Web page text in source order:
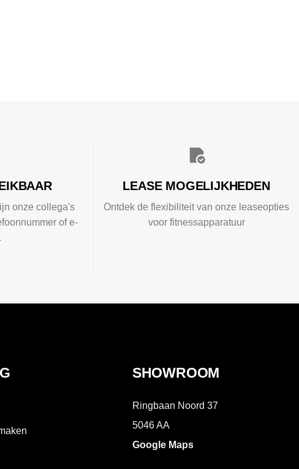
onze collega's
of e-
LEASE MOGELIJKHEDEN
Ontdek de flexibiliteit van onze leaseopties
voor fitnessapparatuur
SHOWROOM
Ringbaan Noord 37
5046 AA
Google Maps